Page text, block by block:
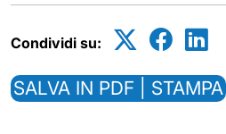
Condividi su:
SALVA IN PDF | STAMPA